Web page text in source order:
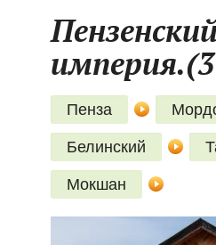
Пенза
Белинский
Мокшан